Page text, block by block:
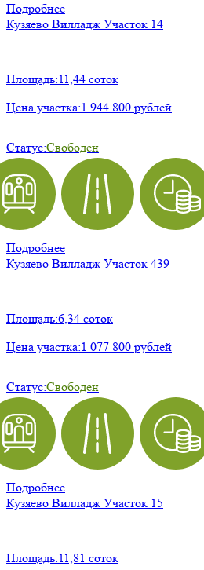
Подробнее
Кузяево Вилладж Участок 14
Площадь:11,44 соток
Цена участка:1 944 800 рублей
Статус:Свободен
Подробнее
Кузяево Вилладж Участок 439
Площадь:6,34 соток
Цена участка:1 077 800 рублей
Статус:Свободен
Подробнее
Кузяево Вилладж Участок 15
Площадь:11,81 соток